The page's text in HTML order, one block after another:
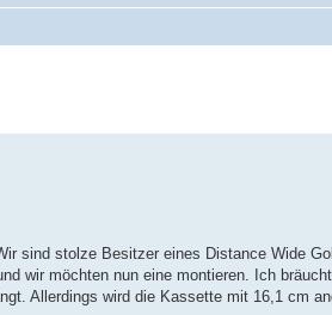
sind stolze Besitzer eines Distance Wide
wir möchten nun eine montieren. Ich
Allerdings wird die Kassette mit 16,1 cm